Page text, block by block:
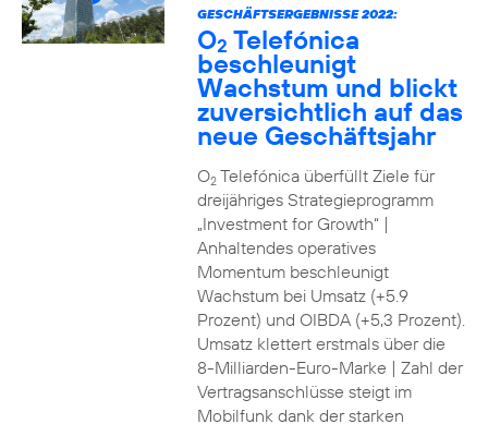
GESCHÄFTSERGEBNISSE 2022:
O2 Telefónica
beschleunigt
Wachstum und blickt
zuversichtlich auf das
neue Geschäftsjahr
O2Telefónica überfüllt Ziele für
dreijähriges Strategieprogramm
„Investment for Growth“ |
Anhaltendes operatives
Momentum beschleunigt
Wachstum bei Umsatz (+5.9
Prozent) und OIBDA (+5,3 Prozent).
Umsatz klettert erstmals über die
8-Milliarden-Euro-Marke | Zahl der
Vertragsanschlüsse steigt im
Mobilfunk dank der starken